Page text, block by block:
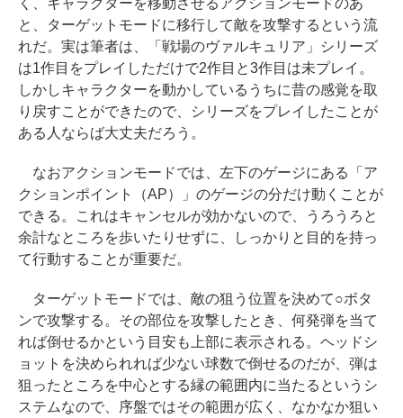
と、ターゲットモードに移行して敵を攻撃するという流
れだ。実は筆者は、「戦場のヴァルキュリア」シリーズ
は1作目をプレイしただけで2作目と3作目は未プレイ。
しかしキャラクターを動かしているうちに昔の感覚を取
り戻すことができたので、シリーズをプレイしたことが
ある人ならば大丈夫だろう。
なおアクションモードでは、左下のゲージにある「ア
クションポイント（AP）」のゲージの分だけ動くことが
できる。これはキャンセルが効かないので、うろうろと
余計なところを歩いたりせずに、しっかりと目的を持っ
て行動することが重要だ。
ターゲットモードでは、敵の狙う位置を決めて○ボタ
ンで攻撃する。その部位を攻撃したとき、何発弾を当て
れば倒せるかという目安も上部に表示される。ヘッドシ
ョットを決められれば少ない球数で倒せるのだが、弾は
狙ったところを中心とする縁の範囲内に当たるというシ
ステムなので、序盤ではその範囲が広く、なかなか狙い